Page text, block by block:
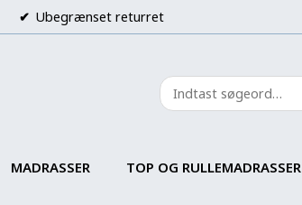
Ubegrænset returret
MADRASSER TOP OG RULLEMADRASSER